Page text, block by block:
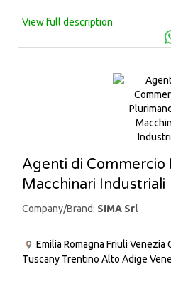
View full description
Agenti di Commercio
Macchinari Industriali
Company/Brand: SIMA Srl
Emilia Romagna Friuli Venezia
Tuscany Trentino Alto Adige